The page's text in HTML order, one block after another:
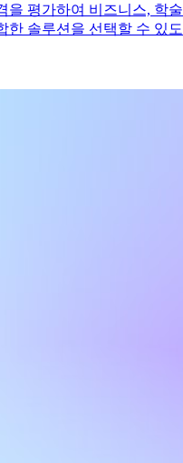
을 평가하여 비즈니스, 학
한 솔루션을 선택할 수 있